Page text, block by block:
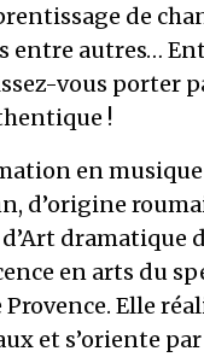
de
entre autres…
vous porter
!
en musique
d’origine
dramatique
en arts du
Elle
et s’oriente